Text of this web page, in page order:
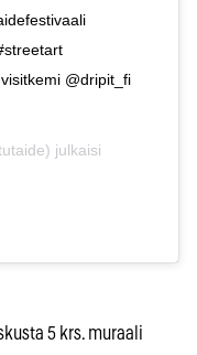
@dripit_fi
julkaisi
5 krs. muraali